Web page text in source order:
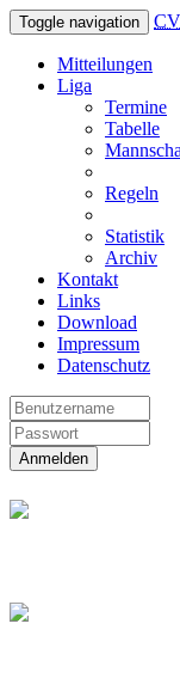
Toggle navigation
Mitteilungen
Liga
Termine
Tabelle
Regeln
Statistik
Archiv
Kontakt
Links
Download
Impressum
Datenschutz
Anmelden